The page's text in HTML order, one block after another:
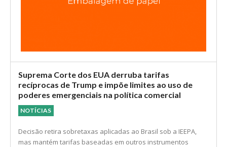
Suprema Corte dos EUA derruba tarifas
recíprocas de Trump e impõe limites ao uso de
poderes emergenciais na política comercial
NOTÍCIAS
Decisão retira sobretaxas aplicadas ao Brasil sob a IEEPA,
mas mantém tarifas baseadas em outros instrumentos